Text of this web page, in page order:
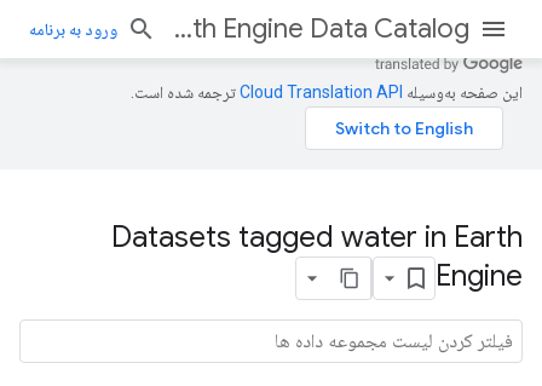
Earth Engine Data Catalog ورود به برنامه
این صفحه به‌وسیله ترجمه شده است.
Datasets tagged water in Earth
Engine